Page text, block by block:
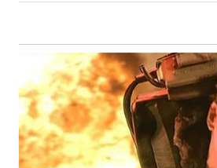
MALUKU
WN
MALUT
WN
DAIRI